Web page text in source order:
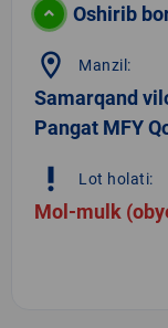
Oshirib
location_on Manzil:
Samarqand
Pangat MFY
priority_high Lot holati:
Mol-mulk